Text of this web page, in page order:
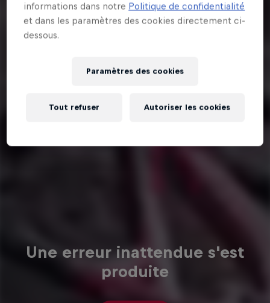
Une erreur inattendue s'est
produite
informations dans notre Politique de confidentialité
et dans les paramètres des cookies directement ci-
dessous.
Paramètres des cookies
Tout refuser Autoriser les cookies